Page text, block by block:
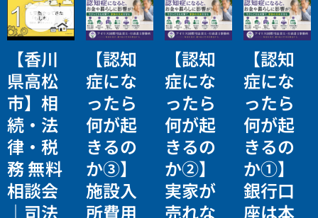
【香川
県高松
市】相
続・法
律・税
務 無料
相談会
｜司法
【認知
症にな
ったら
何が起
きるの
か③】
施設入
所費用
【認知
症にな
ったら
何が起
きるの
か②】
実家が
売れな
【認知
症にな
ったら
何が起
きるの
か①】
銀行口
座は本